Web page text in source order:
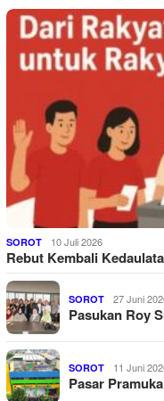
SOROT 10 Juli 2026
Rebut Kembali
SOROT 27 Juni
Pasukan Roy
SOROT 11 Juni
Pasar